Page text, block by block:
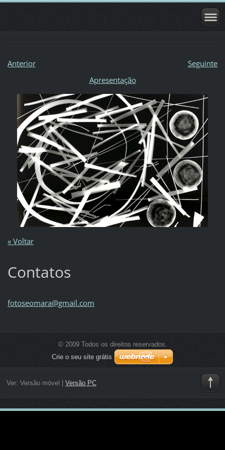
Anterior
Seguinte
Apresentação
« Voltar
Contatos
fotoseomara@gmail.com
© 2009 Todos os direitos reservados.
Crie o seu site grátis
Ver: Versão móvel Versão PC